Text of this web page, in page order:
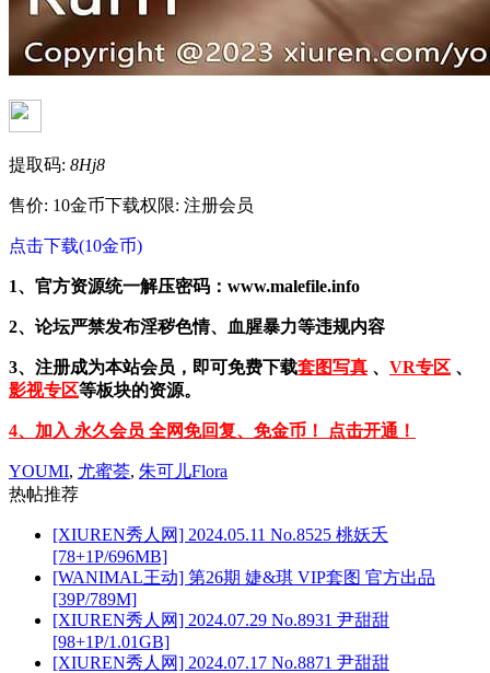
提取码: 8Hj8
售价: 10金币下载权限: 注册会员
点击下载(10金币)
1、官方资源统一解压密码：www.malefile.info
2、论坛严禁发布淫秽色情、血腥暴力等违规内容
3、注册成为本站会员，即可免费下载套图写真 、 VR专区 、
影视专区等板块的资源。
4、加入 永久会员 全网免回复、免金币！ 点击开通！
YOUMI, 尤蜜荟, 朱可儿Flora
热帖推荐
[XIUREN秀人网] 2024.05.11 No.8525 桃妖夭
[78+1P/696MB]
[WANIMAL王动] 第26期 婕&琪 VIP套图 官方出品
[39P/789M]
[XIUREN秀人网] 2024.07.29 No.8931 尹甜甜
[98+1P/1.01GB]
[XIUREN秀人网] 2024.07.17 No.8871 尹甜甜